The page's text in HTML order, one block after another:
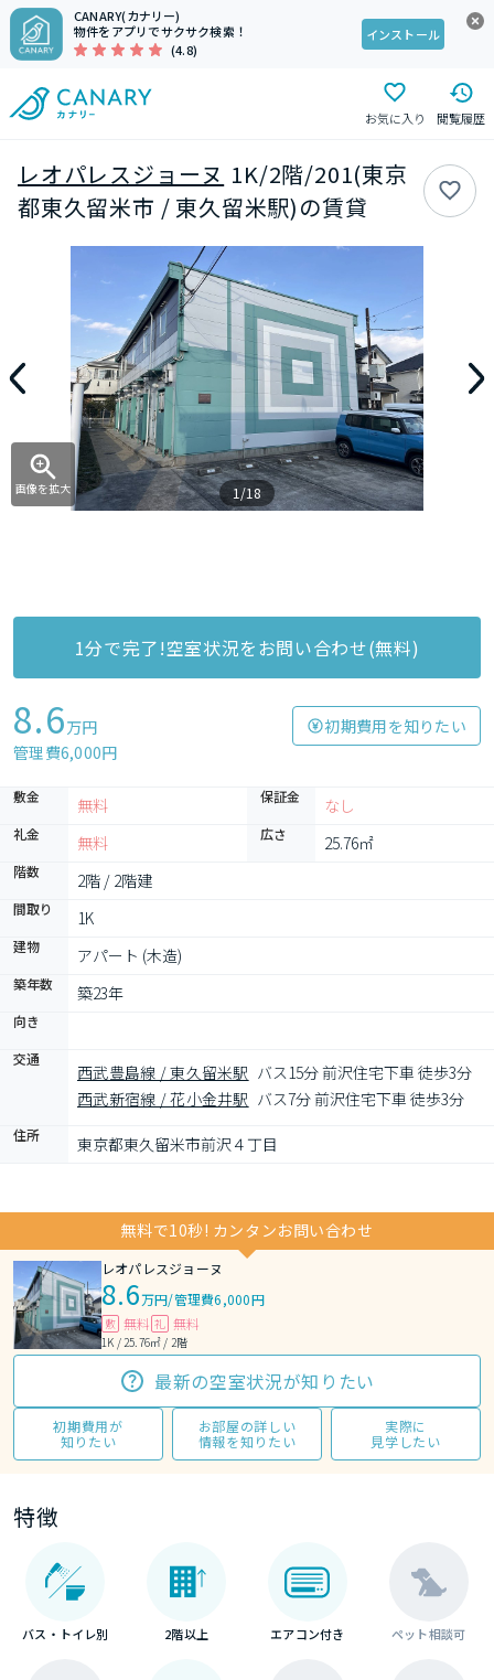
CANARY(カナリー)
物件をアプリでサクサク検索！
(4.8)
インストール
お気に入り 閲覧履歴
レオパレスジョーヌ 1K/2階/201(東京
都東久留米市 / 東久留米駅)の賃貸
画像を拡大 1/18
1分で完了!空室状況をお問い合わせ(無料)
8.6万円
管理費6,000円
初期費用を知りたい
敷金 無料 保証金 なし
礼金 無料 広さ 25.76㎡
階数 2階 / 2階建
間取り 1K
建物 アパート (木造)
築年数 築23年
向き
交通
西武豊島線 / 東久留米駅 バス15分 前沢住宅下車 徒歩3分
西武新宿線 / 花小金井駅 バス7分 前沢住宅下車 徒歩3分
住所 東京都東久留米市前沢４丁目
無料で10秒! カンタンお問い合わせ
レオパレスジョーヌ
8.6万円/管理費6,000円
敷 無料 礼 無料
1K / 25.76㎡ / 2階
最新の空室状況が知りたい
初期費用が
知りたい
お部屋の詳しい
情報を知りたい
実際に
見学したい
特徴
バス・トイレ別 2階以上 エアコン付き ペット相談可